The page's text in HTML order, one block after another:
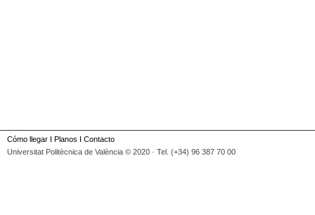
Cómo llegar I Planos I Contacto
Universitat Politècnica de València © 2020 · Tel. (+34) 96 387 70 00